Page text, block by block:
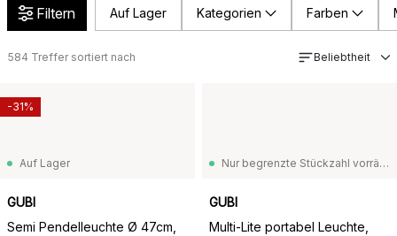
Filtern Auf Lager Kategorien Farben
584 Treffer sortiert nach Beliebtheit
Auf Lager
GUBI
Semi Pendelleuchte Ø 47cm,
-31%
Nur begrenzte Stückzahl vorrätig
GUBI
Multi-Lite portabel Leuchte,